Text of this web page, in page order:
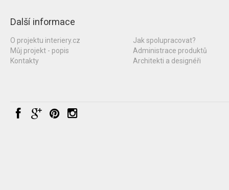
Další informace
O projektu interiery.cz
Můj projekt - popis
Kontakty
Jak spolupracovat?
Administrace produktů
Architekti a designéři